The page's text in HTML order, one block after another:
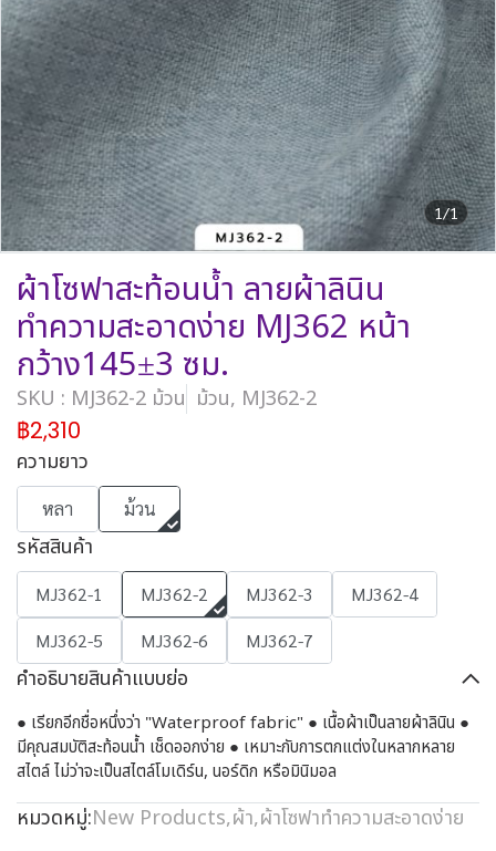
1/1
ผ้าโซฟาสะท้อนน้ำ ลายผ้าลินิน
ทำความสะอาดง่าย MJ362 หน้า
กว้าง145±3 ซม.
SKU : MJ362-2 ม้วน ม้วน, MJ362-2
฿2,310
ความยาว
หลา ม้วน
รหัสสินค้า
MJ362-1 MJ362-2 MJ362-3
MJ362-4
MJ362-5
MJ362-6 MJ362-7
คำอธิบายสินค้าแบบย่อ
● เรียกอีกชื่อหนึ่งว่า "Waterproof fabric" ● เนื้อผ้าเป็นลายผ้าลินิน ●
มีคุณสมบัติสะท้อนน้ำ เช็ดออกง่าย ● เหมาะกับการตกแต่งในหลากหลาย
สไตล์ ไม่ว่าจะเป็นสไตล์โมเดิร์น, นอร์ดิก หรือมินิมอล
หมวดหมู่:New Products,ผ้า,ผ้าโซฟาทำความสะอาดง่าย